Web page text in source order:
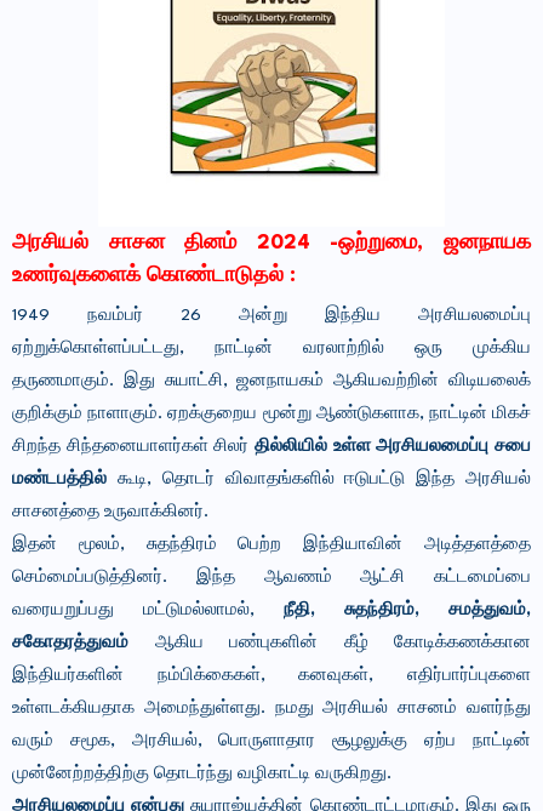
அரசியல் சாசன தினம் 2024 -ஒற்றுமை, ஜனநாயக
உணர்வுகளைக் கொண்டாடுதல் :
1949 நவம்பர் 26 அன்று இந்திய அரசியலமைப்பு
ஏற்றுக்கொள்ளப்பட்டது, நாட்டின் வரலாற்றில் ஒரு முக்கிய
தருணமாகும். இது சுயாட்சி, ஜனநாயகம் ஆகியவற்றின் விடியலைக்
குறிக்கும் நாளாகும். ஏறக்குறைய மூன்று ஆண்டுகளாக, நாட்டின் மிகச்
சிறந்த சிந்தனையாளர்கள் சிலர் தில்லியில் உள்ள அரசியலமைப்பு சபை
மண்டபத்தில் கூடி, தொடர் விவாதங்களில் ஈடுபட்டு இந்த அரசியல்
சாசனத்தை உருவாக்கினர்.
இதன் மூலம், சுதந்திரம் பெற்ற இந்தியாவின் அடித்தளத்தை
செம்மைப்படுத்தினர். இந்த ஆவணம் ஆட்சி கட்டமைப்பை
வரையறுப்பது மட்டுமல்லாமல், நீதி, சுதந்திரம், சமத்துவம்,
சகோதரத்துவம் ஆகிய பண்புகளின் கீழ் கோடிக்கணக்கான
இந்தியர்களின் நம்பிக்கைகள், கனவுகள், எதிர்பார்ப்புகளை
உள்ளடக்கியதாக அமைந்துள்ளது. நமது அரசியல் சாசனம் வளர்ந்து
வரும் சமூக, அரசியல், பொருளாதார சூழலுக்கு ஏற்ப நாட்டின்
முன்னேற்றத்திற்கு தொடர்ந்து வழிகாட்டி வருகிறது.
அரசியலமைப்பு என்பது சுயராஜ்யத்தின் கொண்டாட்டமாகும். இது ஒரு